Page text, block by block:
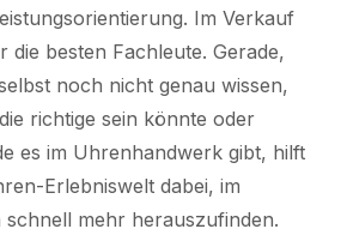
Im Verkauf
die besten Fachleute. Gerade,
noch nicht genau wissen,
richtige sein könnte oder
es im Uhrenhandwerk gibt, hilft
Erlebniswelt dabei, im
schnell mehr herauszufinden.